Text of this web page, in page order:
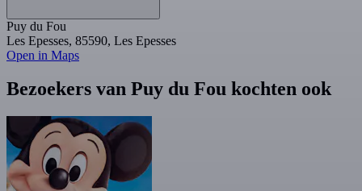
Puy du Fou
Les Epesses, 85590, Les Epesses
Open in Maps
Bezoekers van Puy du Fou kochten ook